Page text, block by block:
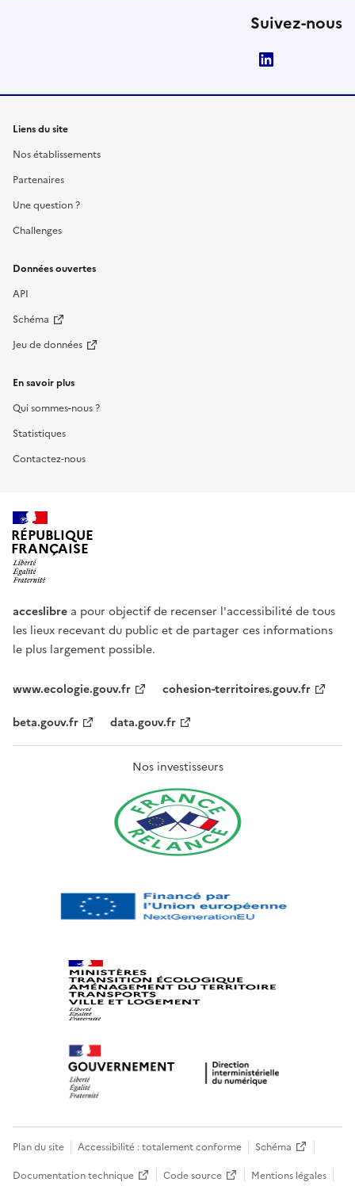
Suivez-nous
Liens du site
Nos établissements
Partenaires
Une question ?
Challenges
Données ouvertes
API
Schéma
Jeu de données
En savoir plus
Qui sommes-nous ?
Statistiques
Contactez-nous
RÉPUBLIQUE
FRANÇAISE
acceslibre a pour objectif de recenser l'accessibilité de tous
les lieux recevant du public et de partager ces informations
le plus largement possible.
www.ecologie.gouv.fr
cohesion-territoires.gouv.fr
beta.gouv.fr
data.gouv.fr
Nos investisseurs
Plan du site Accessibilité : totalement conforme
Schéma
Documentation technique
Code source Mentions légales